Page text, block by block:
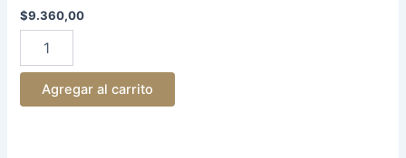
$9.360,00
Agregar al carrito